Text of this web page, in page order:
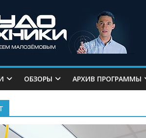
ОБЗОРЫ АРХИВ ПРОГРАММЫ